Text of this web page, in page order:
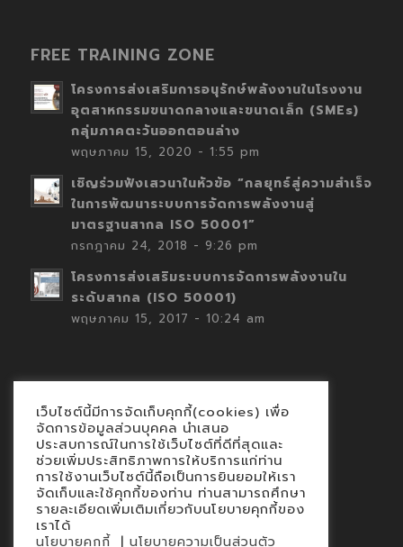
FREE TRAINING ZONE
โครงการส่งเสริมการอนุรักษ์พลังงานในโรงงาน
อุตสาหกรรมขนาดกลางและขนาดเล็ก (SMEs)
กลุ่มภาคตะวันออกตอนล่าง
พฤษภาคม 15, 2020 - 1:55 pm
เชิญร่วมฟังเสวนาในหัวข้อ “กลยุทธ์สู่ความสำเร็จ
ในการพัฒนาระบบการจัดการพลังงานสู่
มาตรฐานสากล ISO 50001”
กรกฎาคม 24, 2018 - 9:26 pm
โครงการส่งเสริมระบบการจัดการพลังงานใน
ระดับสากล (ISO 50001)
พฤษภาคม 15, 2017 - 10:24 am
Contact
นโยบายคุกกี้
นโยบายข้อมูลส่วนบุคคล
เว็บไซต์นี้มีการจัดเก็บคุกกี้(cookies) เพื่อ
จัดการข้อมูลส่วนบุคคล นำเสนอ
ประสบการณ์ในการใช้เว็บไซต์ที่ดีที่สุดและ
ช่วยเพิ่มประสิทธิภาพการให้บริการแก่ท่าน
การใช้งานเว็บไซต์นี้ถือเป็นการยินยอมให้เรา
จัดเก็บและใช้คุกกี้ของท่าน ท่านสามารถศึกษา
รายละเอียดเพิ่มเติมเกี่ยวกับนโยบายคุกกี้ของ
เราได้
นโยบายคุกกี้ | นโยบายความเป็นส่วนตัว